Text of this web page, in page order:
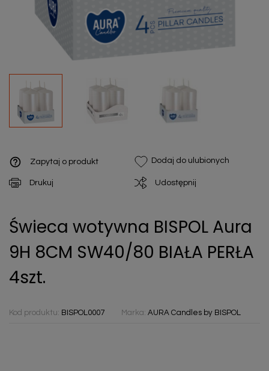
help_outline Zapytaj o produkt Dodaj do ulubionych
Drukuj Udostępnij
Świeca wotywna BISPOL Aura
9H 8CM SW40/80 BIAŁA PERŁA
4szt.
Kod produktu: BISPOL0007 Marka: AURA Candles by BISPOL